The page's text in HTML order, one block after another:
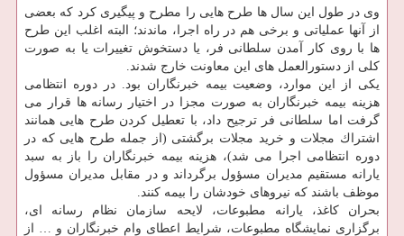
وی در طول این سال ها طرح هایی را مطرح و پیگیری كرد كه بعضی
از آنها عملیاتی و برخی هم در راه اجرا، ماندند؛ البته اغلب این طرح
ها با روی كار آمدن سلطانی فر، یا دستخوش تغییرات یا به صورت
كلی از دستورالعمل های این معاونت خارج شدند.
یكی از این موارد، وضعیت بیمه خبرنگاران بود. در دوره انتظامی
هزینه بیمه خبرنگاران به صورت مجزا در اختیار رسانه ها قرار می
گرفت اما سلطانی فر ترجیح داد، با تعطیل كردن طرح هایی همانند
اشتراك مجلات و خرید مجلات برگشتی (از جمله طرح هایی كه در
دوره انتظامی اجرا می شد)، هزینه بیمه خبرنگاران را باز به سبد
یارانه مستقیم مدیران مسؤول برگرداند و در مقابل مدیران مسؤول
موظف باشند كه نیروهای خودشان را بیمه كنند.
بحران كاغذ، یارانه مطبوعات، لایحه سازمان نظام رسانه ای،
برگزاری نمایشگاه مطبوعات، شرایط اعطای وام خبرنگاران و … از